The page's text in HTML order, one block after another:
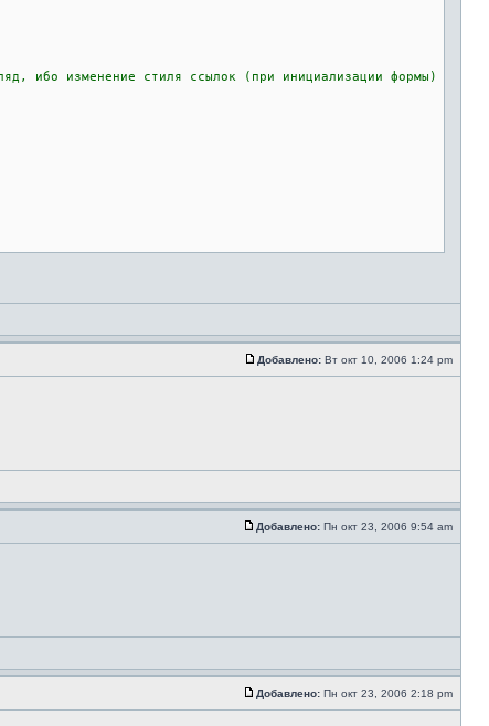
изменение стиля ссылок (при инициализации формы)
Добавлено: Вт окт 10, 2006 1:24 pm
Добавлено: Пн окт 23, 2006 9:54 am
Добавлено: Пн окт 23, 2006 2:18 pm